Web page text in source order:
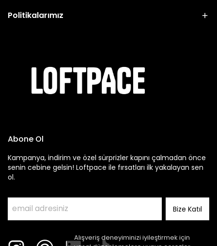
Alışveriş deneyiminizi iyileştirmek için
Politikalarımız
Abone Ol
Kampanya, indirim ve özel sürprizler kapını çalmadan önce
senin cebine gelsin! Loftpace ile fırsatları ilk yakalayan sen
ol.
Bize Katıl